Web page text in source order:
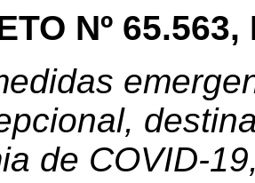
Nº
de COVID-